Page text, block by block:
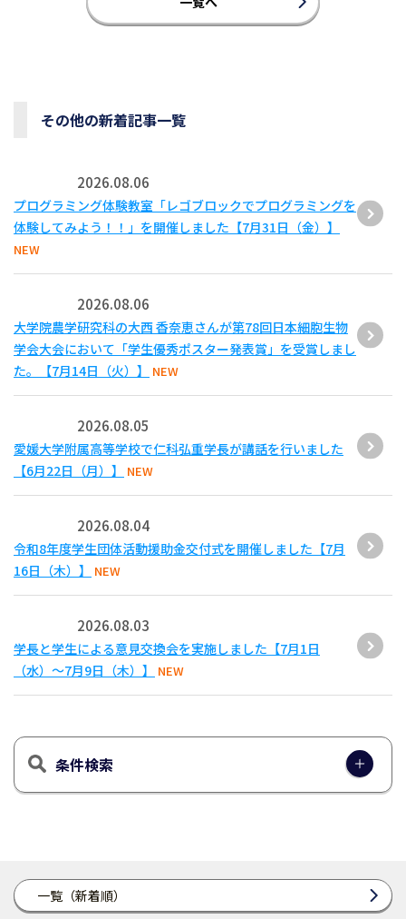
一覧（新着順）
その他の新着記事一覧
2026.08.06
プログラミング体験教室「レゴブロックでプログラミングを
体験してみよう！！」を開催しました【7月31日（金）】
NEW
2026.08.06
大学院農学研究科の大西 香奈恵さんが第78回日本細胞生物
学会大会において「学生優秀ポスター発表賞」を受賞しまし
た。【7月14日（火）】
NEW
2026.08.05
愛媛大学附属高等学校で仁科弘重学長が講話を行いました
【6月22日（月）】
NEW
2026.08.04
令和8年度学生団体活動援助金交付式を開催しました【7月
16日（木）】
NEW
2026.08.03
学長と学生による意見交換会を実施しました【7月1日
（水）～7月9日（木）】
NEW
条件検索